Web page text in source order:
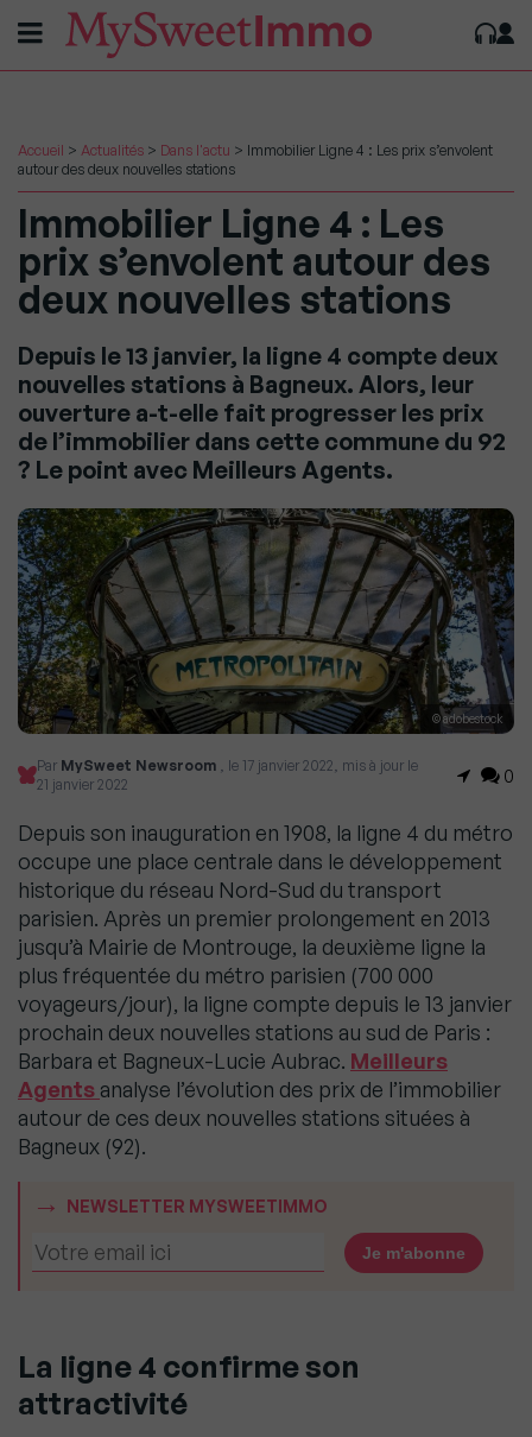
Accueil > Actualités > Dans l'actu > Immobilier Ligne 4 : Les prix s’envolent
autour des deux nouvelles stations
Immobilier Ligne 4 : Les
prix s’envolent autour des
deux nouvelles stations
Depuis le 13 janvier, la ligne 4 compte deux
nouvelles stations à Bagneux. Alors, leur
ouverture a-t-elle fait progresser les prix
de l’immobilier dans cette commune du 92
? Le point avec Meilleurs Agents.
© adobestock
Par MySweet Newsroom , le 17 janvier 2022, mis à jour le
21 janvier 2022
0
Depuis son inauguration en 1908, la ligne 4 du métro
occupe une place centrale dans le développement
historique du réseau Nord-Sud du transport
parisien. Après un premier prolongement en 2013
jusqu’à Mairie de Montrouge, la deuxième ligne la
plus fréquentée du métro parisien (700 000
voyageurs/jour), la ligne compte depuis le 13 janvier
prochain deux nouvelles stations au sud de Paris :
Barbara et Bagneux-Lucie Aubrac. Meilleurs
Agents analyse l’évolution des prix de l’immobilier
autour de ces deux nouvelles stations situées à
Bagneux (92).
NEWSLETTER MYSWEETIMMO
La ligne 4 confirme son
attractivité